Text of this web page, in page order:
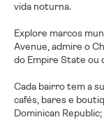
vida noturna.
Explore marcos
Avenue, admire o
do Empire State ou
Cada bairro tem a
cafés, bares e
Dominican